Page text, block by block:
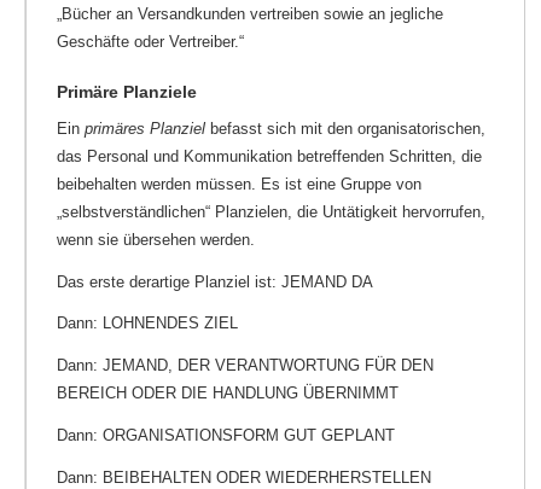
„Bücher an Versandkunden vertreiben sowie an jegliche
Geschäfte oder Vertreiber.“
Primäre Planziele
Ein primäres Planziel befasst sich mit den organisatorischen,
das Personal und Kommunikation betreffenden Schritten, die
beibehalten werden müssen. Es ist eine Gruppe von
„selbstverständlichen“ Planzielen, die Untätigkeit hervorrufen,
wenn sie übersehen werden.
Das erste derartige Planziel ist: JEMAND DA
Dann: LOHNENDES ZIEL
Dann: JEMAND, DER VERANTWORTUNG FÜR DEN
BEREICH ODER DIE HANDLUNG ÜBERNIMMT
Dann: ORGANISATIONSFORM GUT GEPLANT
Dann: BEIBEHALTEN ODER WIEDERHERSTELLEN